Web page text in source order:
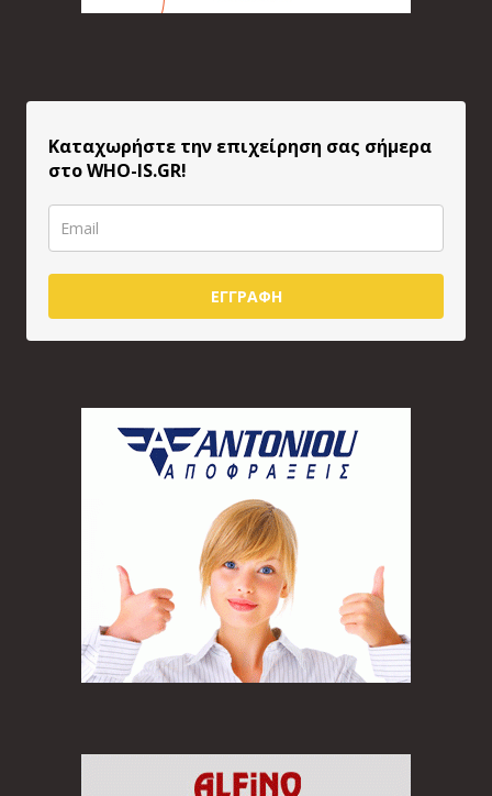
Καταχωρήστε την επιχείρηση σας σήμερα
στο WHO-IS.GR!
ΕΓΓΡΑΦΗ